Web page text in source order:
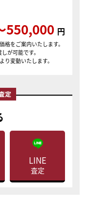
550,000 円
をご案内いたします。
が可能です。
変動いたします。
LINE
査定